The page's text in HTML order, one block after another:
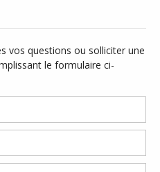
vos questions ou solliciter une
le formulaire ci-